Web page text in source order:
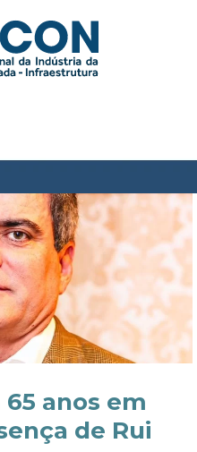
65 anos em
de Rui